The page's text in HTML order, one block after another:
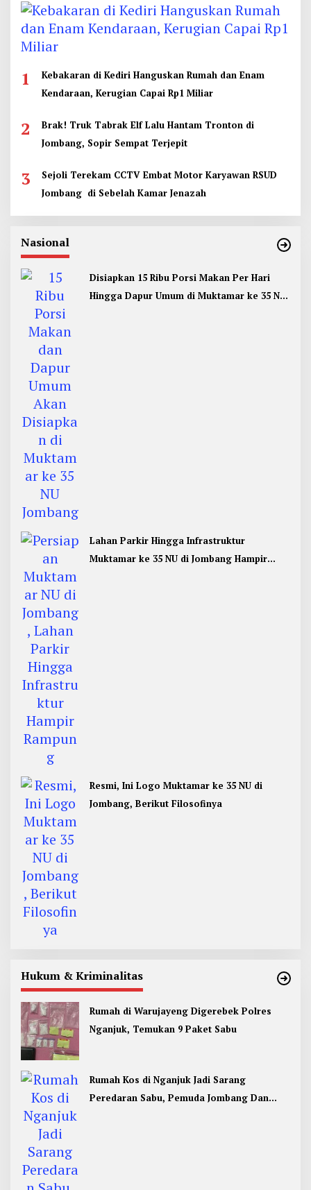
1
Kebakaran di Kediri Hanguskan Rumah dan Enam
Kendaraan, Kerugian Capai Rp1 Miliar
2
Brak! Truk Tabrak Elf Lalu Hantam Tronton di
Jombang, Sopir Sempat Terjepit
3
Sejoli Terekam CCTV Embat Motor Karyawan RSUD
Jombang di Sebelah Kamar Jenazah
Nasional
Disiapkan 15 Ribu Porsi Makan Per Hari
Hingga Dapur Umum di Muktamar ke 35 NU
Lahan Parkir Hingga Infrastruktur
Muktamar ke 35 NU di Jombang Hampir
Resmi, Ini Logo Muktamar ke 35 NU di
Jombang, Berikut Filosofinya
Hukum & Kriminalitas
Rumah di Warujayeng Digerebek Polres
Nganjuk, Temukan 9 Paket Sabu
Rumah Kos di Nganjuk Jadi Sarang
Peredaran Sabu, Pemuda Jombang Dan